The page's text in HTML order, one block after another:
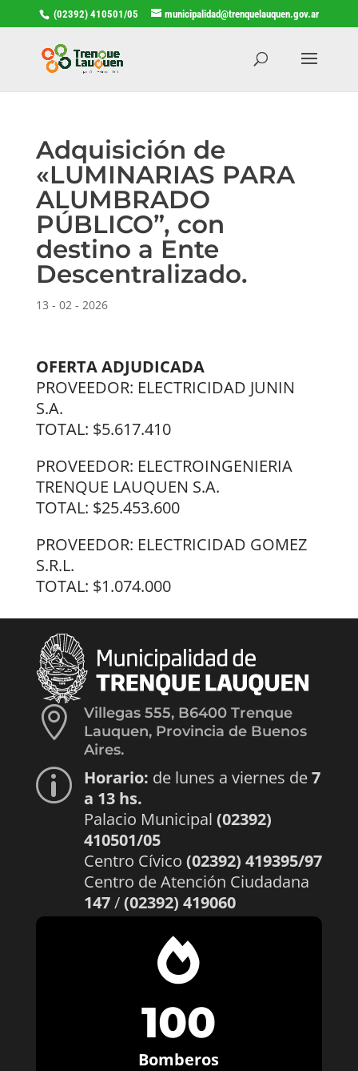
(02392) 410501/05 municipalidad@trenquelauquen.gov.ar
Adquisición de
«LUMINARIAS PARA
ALUMBRADO
PÚBLICO”, con
destino a Ente
Descentralizado.
13 - 02 - 2026
OFERTA ADJUDICADA
PROVEEDOR: ELECTRICIDAD JUNIN
S.A.
TOTAL: $5.617.410
PROVEEDOR: ELECTROINGENIERIA
TRENQUE LAUQUEN S.A.
TOTAL: $25.453.600
PROVEEDOR: ELECTRICIDAD GOMEZ
S.R.L.
TOTAL: $1.074.000

Villegas 555, B6400 Trenque
Lauquen, Provincia de Buenos
Aires.
p Horario: de lunes a viernes de7
a 13 hs.
Palacio Municipal (02392)
410501/05
Centro Cívico (02392) 419395/97
Centro de Atención Ciudadana
147/(02392) 419060

100
Bomberos